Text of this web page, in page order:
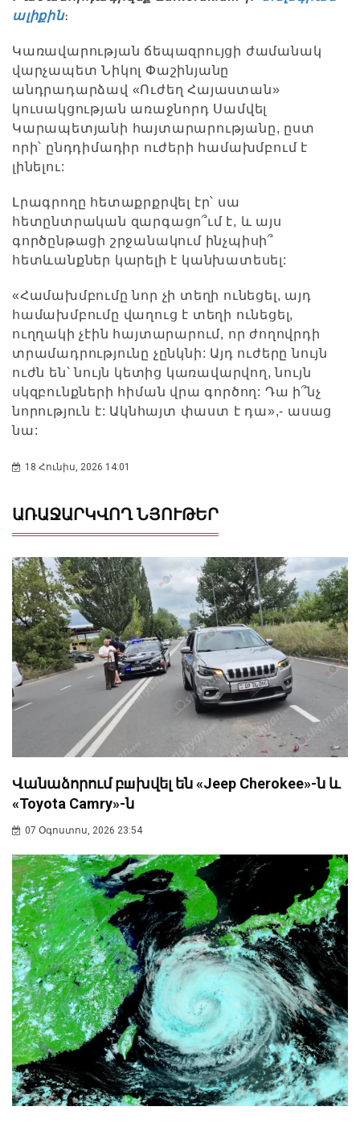
ալիքին։
Կառավարության ճեպազրույցի ժամանակ
վարչապետ Նիկոլ Փաշինյանը
անդրադարձավ «Ուժեղ Հայաստան»
կուսակցության առաջնորդ Սամվել
Կարապետյանի հայտարարությանը, ըստ
որի՝ ընդդիմադիր ուժերի համախմբում է
լինելու:
Լրագրողը հետաքրքրվել էր՝ սա
հետընտրական զարգացո՞ւմ է, և այս
գործընթացի շրջանակում ինչպիսի՞
հետևանքներ կարելի է կանխատեսել:
«Համախմբումը նոր չի տեղի ունեցել, այդ
համախմբումը վաղուց է տեղի ունեցել,
ուղղակի չէին հայտարարում, որ ժողովրդի
տրամադրությունը չընկնի: Այդ ուժերը նույն
ուժն են՝ նույն կետից կառավարվող, նույն
սկզբունքների հիման վրա գործող: Դա ի՞նչ
նորություն է: Ակնհայտ փաստ է դա»,- ասաց
նա:
18 Հունիս, 2026 14:01
ԱՌԱՋԱՐԿՎՈՂ ՆՅՈՒԹԵՐ
Վանաձորում բшխվել են «Jeep Cherokee»-ն և
«Toyota Camry»-ն
07 Օգոստոս, 2026 23:54